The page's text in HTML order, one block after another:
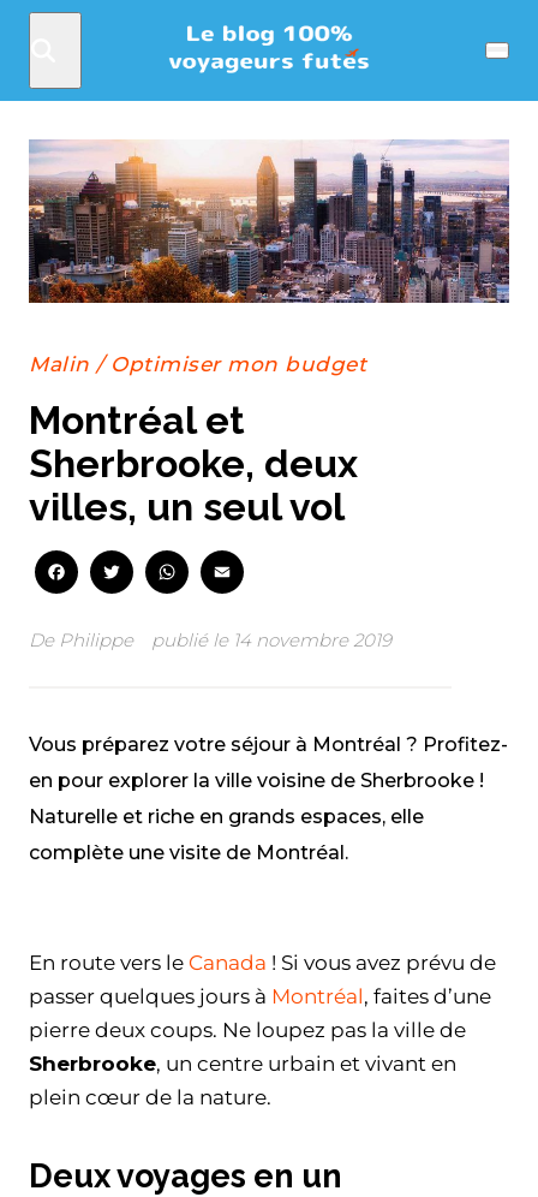
Menu
Malin / Optimiser mon budget
Montréal et
Sherbrooke, deux
villes, un seul vol
FacebookTwitterWhatsApp
De Philippe publié le 14 novembre 2019
Vous préparez votre séjour à Montréal ? Profitez-
en pour explorer la ville voisine de Sherbrooke !
Naturelle et riche en grands espaces, elle
complète une visite de Montréal.
En route vers le Canada ! Si vous avez prévu de
passer quelques jours à Montréal, faites d’une
pierre deux coups. Ne loupez pas la ville de
Sherbrooke, un centre urbain et vivant en
plein cœur de la nature.
Deux voyages en un